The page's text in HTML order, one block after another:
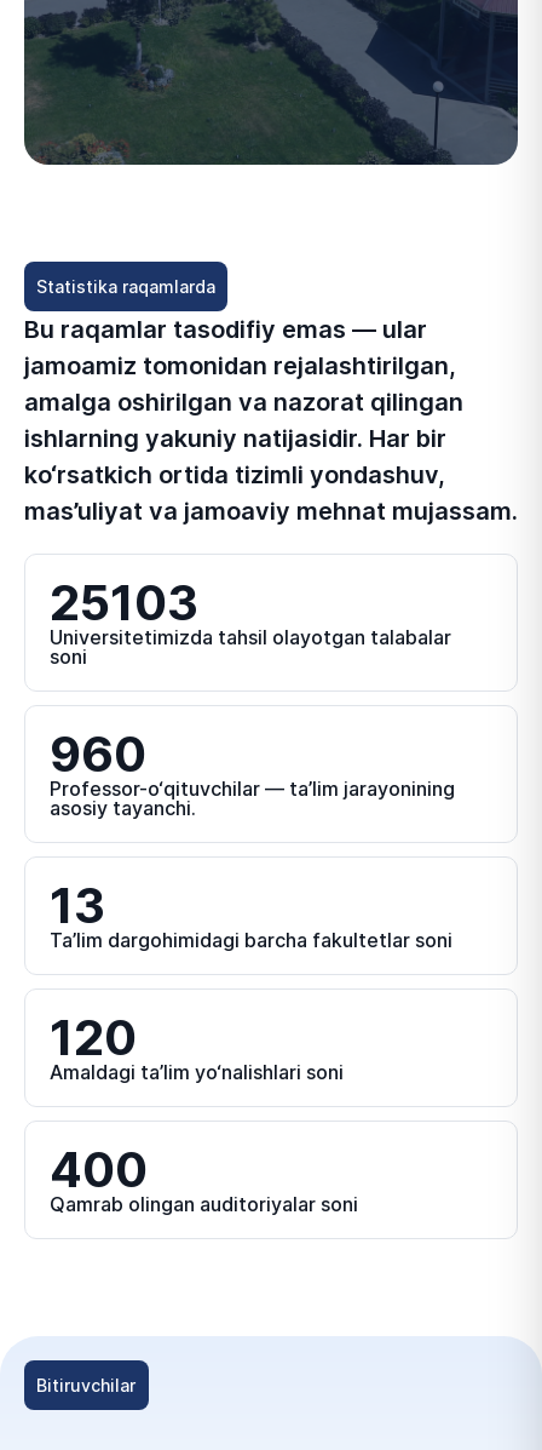
Statistika raqamlarda
Bu raqamlar tasodifiy emas — ular
jamoamiz tomonidan rejalashtirilgan,
amalga oshirilgan va nazorat qilingan
ishlarning yakuniy natijasidir. Har bir
ko‘rsatkich ortida tizimli yondashuv,
mas’uliyat va jamoaviy mehnat mujassam.
25103
Universitetimizda tahsil olayotgan talabalar
soni
960
Professor-o‘qituvchilar — ta’lim jarayonining
asosiy tayanchi.
13
Ta’lim dargohimidagi barcha fakultetlar soni
120
Amaldagi ta’lim yo‘nalishlari soni
400
Qamrab olingan auditoriyalar soni
Bitiruvchilar